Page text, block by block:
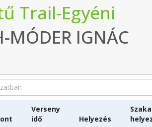
Trail-Egyéni
MÓDER IGNÁC
Verseny
idő
Helyezés